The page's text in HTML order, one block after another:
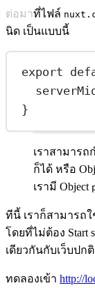
ต่อมาที่ไฟล์
นิด เป็นแบบนี้
export
}
เราสามารถ
ก็ได้ หรือ
เรามี Object
ทีนี้ เราก็สามารถ
โดยที่ไม่ต้อง Start
เดียวกันกับเว็บปก
ทดลองเข้า http://